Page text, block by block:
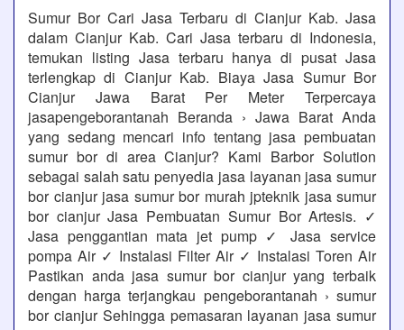
Sumur Bor Cari Jasa Terbaru di Cianjur Kab. Jasa
dalam Cianjur Kab. Cari Jasa terbaru di Indonesia,
temukan listing Jasa terbaru hanya di pusat Jasa
terlengkap di Cianjur Kab. Biaya Jasa Sumur Bor
Cianjur Jawa Barat Per Meter Terpercaya
jasapengeborantanah Beranda › Jawa Barat Anda
yang sedang mencari info tentang jasa pembuatan
sumur bor di area Cianjur? Kami Barbor Solution
sebagai salah satu penyedia jasa layanan jasa sumur
bor cianjur jasa sumur bor murah jpteknik jasa sumur
bor cianjur Jasa Pembuatan Sumur Bor Artesis. ✓
Jasa penggantian mata jet pump ✓ Jasa service
pompa Air ✓ Instalasi Filter Air ✓ Instalasi Toren Air
Pastikan anda jasa sumur bor cianjur yang terbaik
dengan harga terjangkau pengeborantanah › sumur
bor cianjur Sehingga pemasaran layanan jasa sumur